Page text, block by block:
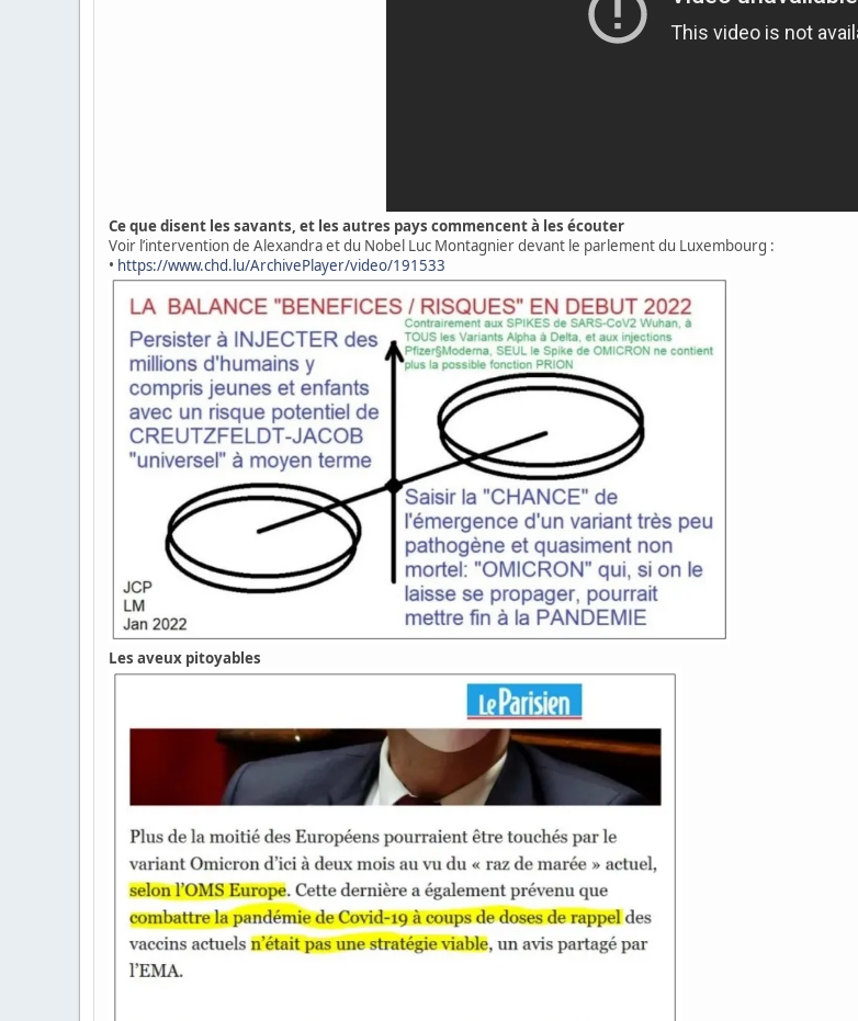
Ce que disent les savants, et les autres pays commencent à les écouter
Voir l’intervention de Alexandra et du Nobel Luc Montagnier devant le parlement du Luxembourg :
• https://www.chd.lu/ArchivePlayer/video/191533
Les aveux pitoyables